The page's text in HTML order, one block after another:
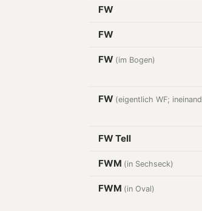
FW
FW
FW (im Bogen)
FW (eigentlich WF;
FW Tell
FWM (in Sechseck)
FWM (in Oval)